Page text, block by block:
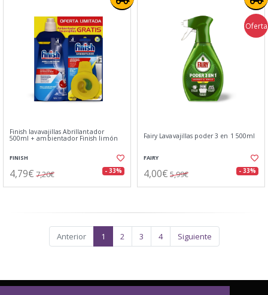
Finish lavavajillas Abrillantador
500ml + ambientador Finish limón
FINISH
4,79€ 7,20€ - 33%
Oferta
Fairy Lavavajillas poder 3 en 1 500ml
FAIRY
4,00€ 5,99€ - 33%
Anterior 1 2 3 4 Siguiente